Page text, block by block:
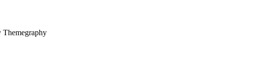
Themegraphy